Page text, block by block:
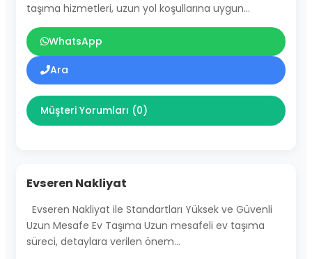
taşıma hizmetleri, uzun yol koşullarına uygun…
WhatsApp
Ara
Müşteri Yorumları (0)
Evseren Nakliyat
Evseren Nakliyat ile Standartları Yüksek ve Güvenli
Uzun Mesafe Ev Taşıma Uzun mesafeli ev taşıma
süreci, detaylara verilen önem…